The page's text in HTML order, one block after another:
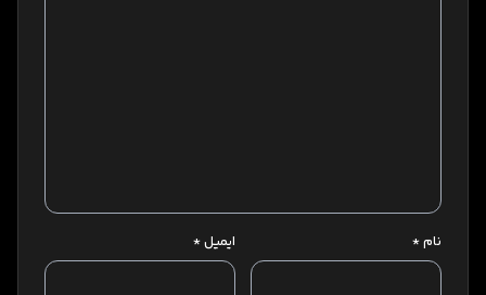
نام* ایمیل*